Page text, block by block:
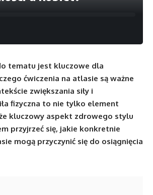
tematu jest kluczowe dla
ćwiczenia na atlasie są ważne
zwiększania siły i
fizyczna to nie tylko element
kluczowy aspekt zdrowego stylu
przyjrzeć się, jakie konkretnie
mogą przyczynić się do osiągnięcia